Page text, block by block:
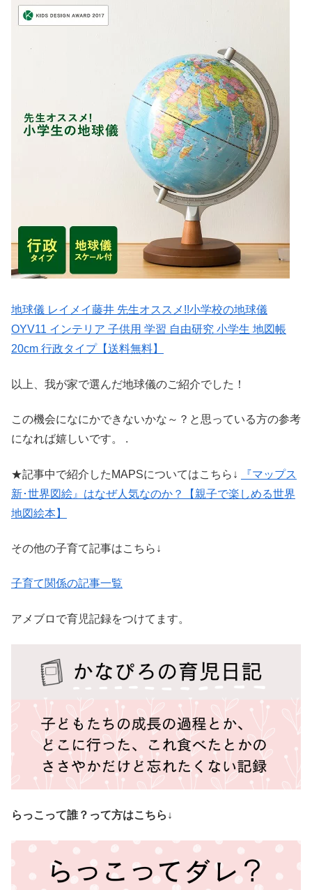
地球儀 レイメイ藤井 先生オススメ!!小学校の地球儀
OYV11 インテリア 子供用 学習 自由研究 小学生 地図帳
20cm 行政タイプ【送料無料】
以上、我が家で選んだ地球儀のご紹介でした！
この機会になにかできないかな～？と思っている方の参考
になれば嬉しいです。 .
★記事中で紹介したMAPSについてはこちら↓
『マップス
新･世界図絵』はなぜ人気なのか？【親子で楽しめる世界
地図絵本】
その他の子育て記事はこちら↓
子育て関係の記事一覧
アメブロで育児記録をつけてます。
らっこって誰？って方はこちら↓